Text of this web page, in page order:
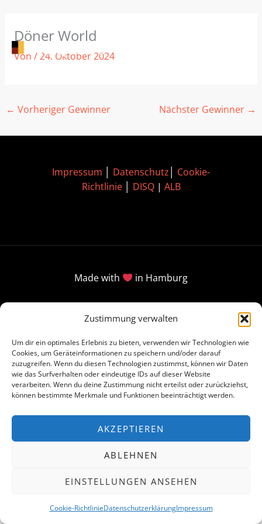
Zustimmung verwalten
Um dir ein optimales Erlebnis zu bieten, verwenden wir Technologien wie
Cookies, um Geräteinformationen zu speichern und/oder darauf
zuzugreifen. Wenn du diesen Technologien zustimmst, können wir Daten
wie das Surfverhalten oder eindeutige IDs auf dieser Website
verarbeiten. Wenn du deine Zustimmung nicht erteilst oder zurückziehst,
können bestimmte Merkmale und Funktionen beeinträchtigt werden.
AKZEPTIEREN
ABLEHNEN
EINSTELLUNGEN ANSEHEN
Cookie-RichtlinieDatenschutzerklärungImpressum
Inhalt
springen
Döner World
Von /24. Oktober 2024
← Vorheriger Gewinner Nächster Gewinner →
Impressum Datenschutz
Cookie-
Richtlinie│ DISQ| ALB
Made with in Hamburg